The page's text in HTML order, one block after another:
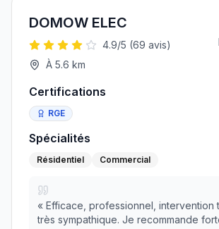
DOMOW ELEC
4.9/5 (69 avis)
À 5.6 km
Certifications
RGE
Spécialités
Résidentiel Commercial
« Efficace, professionnel, intervention
très sympathique. Je recommande